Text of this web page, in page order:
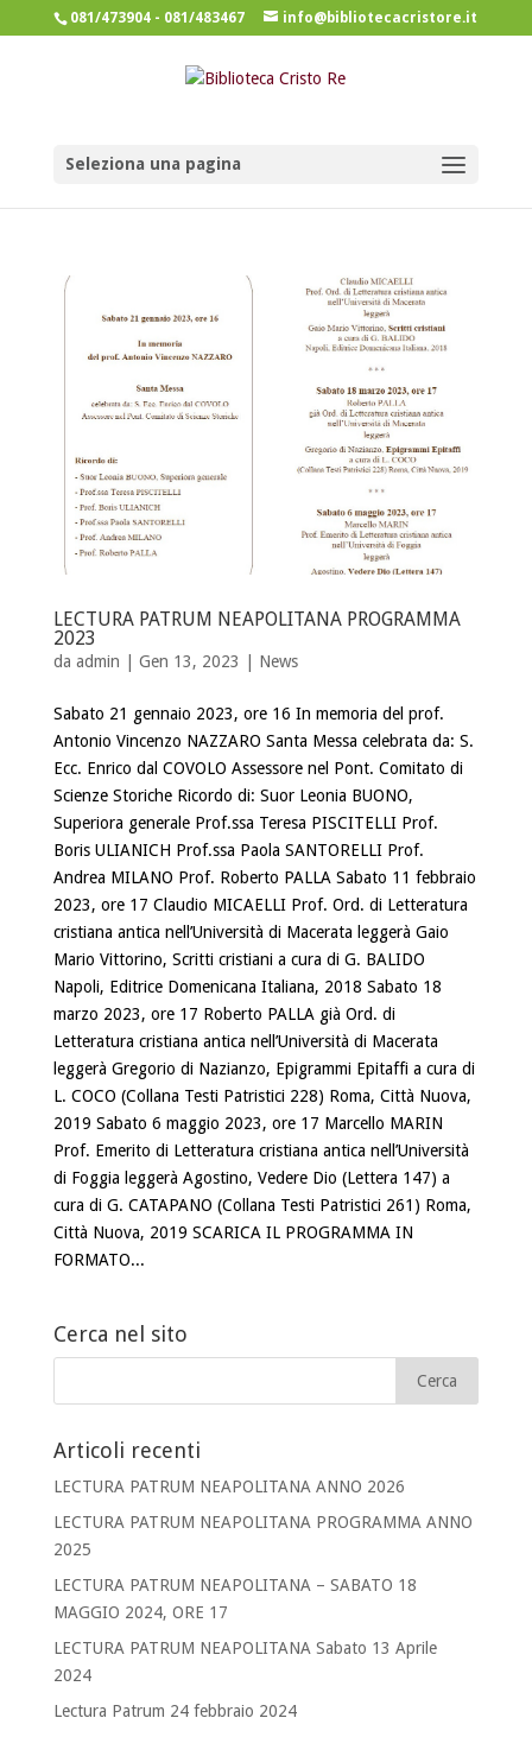
081/473904 - 081/483467 info@bibliotecacristore.it
Seleziona una pagina
LECTURA PATRUM NEAPOLITANA PROGRAMMA
2023
da admin | Gen 13, 2023 | News
Sabato 21 gennaio 2023, ore 16 In memoria del prof.
Antonio Vincenzo NAZZARO Santa Messa celebrata da: S.
Ecc. Enrico dal COVOLO Assessore nel Pont. Comitato di
Scienze Storiche Ricordo di: Suor Leonia BUONO,
Superiora generale Prof.ssa Teresa PISCITELLI Prof.
Boris ULIANICH Prof.ssa Paola SANTORELLI Prof.
Andrea MILANO Prof. Roberto PALLA Sabato 11 febbraio
2023, ore 17 Claudio MICAELLI Prof. Ord. di Letteratura
cristiana antica nell’Università di Macerata leggerà Gaio
Mario Vittorino, Scritti cristiani a cura di G. BALIDO
Napoli, Editrice Domenicana Italiana, 2018 Sabato 18
marzo 2023, ore 17 Roberto PALLA già Ord. di
Letteratura cristiana antica nell’Università di Macerata
leggerà Gregorio di Nazianzo, Epigrammi Epitaffi a cura di
L. COCO (Collana Testi Patristici 228) Roma, Città Nuova,
2019 Sabato 6 maggio 2023, ore 17 Marcello MARIN
Prof. Emerito di Letteratura cristiana antica nell’Università
di Foggia leggerà Agostino, Vedere Dio (Lettera 147) a
cura di G. CATAPANO (Collana Testi Patristici 261) Roma,
Città Nuova, 2019 SCARICA IL PROGRAMMA IN
FORMATO...
Cerca nel sito
Articoli recenti
LECTURA PATRUM NEAPOLITANA ANNO 2026
LECTURA PATRUM NEAPOLITANA PROGRAMMA ANNO
2025
LECTURA PATRUM NEAPOLITANA – SABATO 18
MAGGIO 2024, ORE 17
LECTURA PATRUM NEAPOLITANA Sabato 13 Aprile
2024
Lectura Patrum 24 febbraio 2024